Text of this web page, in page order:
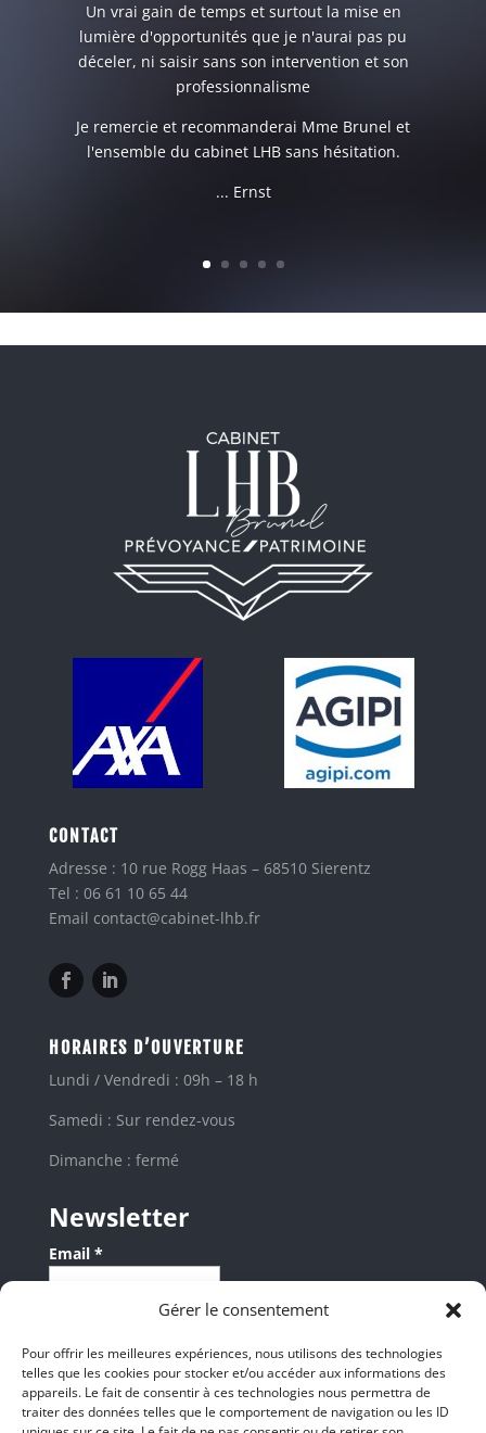
Gérer le consentement
Pour offrir les meilleures expériences, nous utilisons des technologies
telles que les cookies pour stocker et/ou accéder aux informations des
appareils. Le fait de consentir à ces technologies nous permettra de
traiter des données telles que le comportement de navigation ou les ID
Un vrai gain de temps et surtout la mise en
lumière d'opportunités que je n'aurai pas pu
déceler, ni saisir sans son intervention et son
professionnalisme
Je remercie et recommanderai Mme Brunel et
l'ensemble du cabinet LHB sans hésitation.
... Ernst
CONTACT
Adresse : 10 rue Rogg Haas – 68510 Sierentz
Tel : 06 61 10 65 44
Email contact@cabinet-lhb.fr
HORAIRES D’OUVERTURE
Lundi / Vendredi : 09h – 18 h
Samedi : Sur rendez-vous
Dimanche : fermé
Newsletter
Email *
Les champs suivis d'une * sont obligatoires
LIENS UTILES